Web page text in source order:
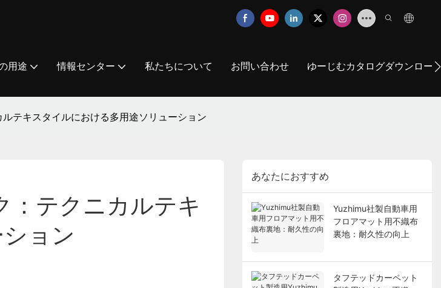
用途 情報センター 私たちについて お問い合わせ ゆーじむカタログダウンロー
テキスタイルにおける多用途ソリューション
テクニカルテキ
ョン
あなたにおすすめ
Yuzhimu社製自動車用
フロアマット用不織布
裏地：耐久性の向上
タフテッドカーペット